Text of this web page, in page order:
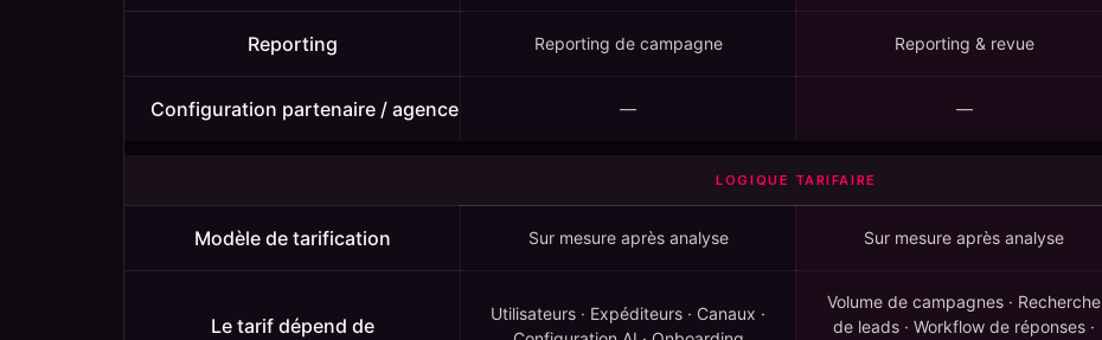
Reporting Reporting de campagne Reporting & revue
Configuration partenaire / agence — —
LOGIQUE TARIFAIRE
Modèle de tarification Sur mesure après analyse Sur mesure après analyse
Le tarif dépend de
Utilisateurs · Expéditeurs · Canaux ·
Volume de campagnes · Recherche
de leads · Workflow de réponses ·